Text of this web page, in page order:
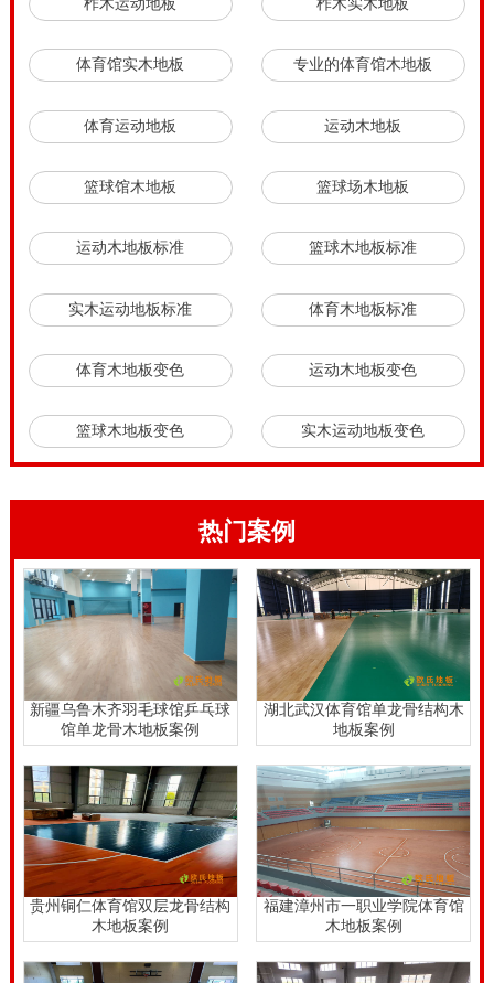
柞木运动地板 柞木实木地板
体育馆实木地板 专业的体育馆木地板
体育运动地板 运动木地板
篮球馆木地板 篮球场木地板
运动木地板标准 篮球木地板标准
实木运动地板标准 体育木地板标准
体育木地板变色 运动木地板变色
篮球木地板变色 实木运动地板变色
热门案例
新疆乌鲁木齐羽毛球馆乒乓球
馆单龙骨木地板案例
湖北武汉体育馆单龙骨结构木
地板案例
贵州铜仁体育馆双层龙骨结构
木地板案例
福建漳州市一职业学院体育馆
木地板案例